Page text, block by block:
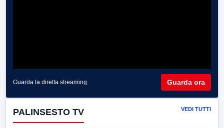
Guarda la diretta streaming Guarda ora
PALINSESTO TV VEDI TUTTI